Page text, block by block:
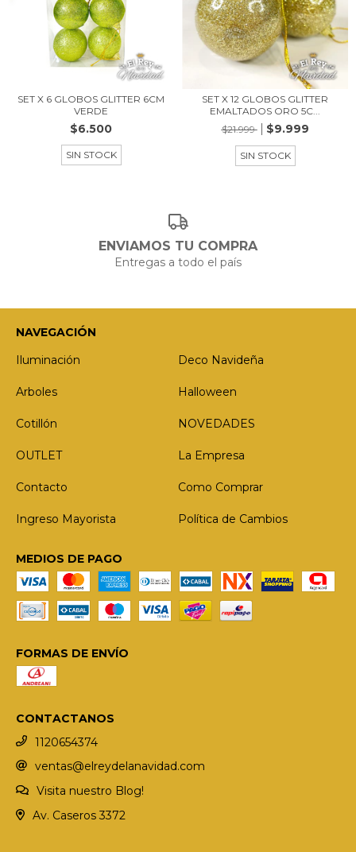
SET X 6 GLOBOS GLITTER 6CM
VERDE
$6.500
SIN STOCK
SET X 12 GLOBOS GLITTER
EMALTADOS ORO 5C...
$21.999
$9.999
SIN STOCK
ENVIAMOS TU COMPRA
Entregas a todo el país
NAVEGACIÓN
Iluminación
Deco Navideña
Arboles Halloween
Cotillón NOVEDADES
OUTLET La Empresa
Contacto Como Comprar
Ingreso Mayorista Política de Cambios
MEDIOS DE PAGO
FORMAS DE ENVÍO
CONTACTANOS
1120654374
ventas@elreydelanavidad.com
Visita nuestro Blog!
Av. Caseros 3372